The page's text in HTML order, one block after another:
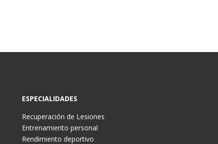
ESPECIALIDADES
Recuperación de Lesiones
Entrenamiento personal
Rendimiento deportivo